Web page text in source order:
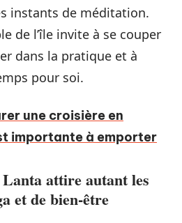
instants de méditation.
de l’île invite à se couper
dans la pratique et à
pour soi.
une croisière en
importante à emporter
attire autant les
et de bien-être